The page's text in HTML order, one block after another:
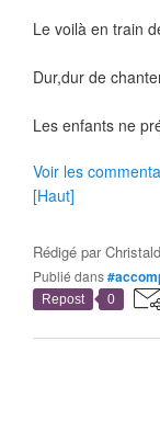
Le voilà en train
Dur,dur de
Les enfants ne
Voir les
[Haut]
Rédigé par
Publié dans
Repost 0